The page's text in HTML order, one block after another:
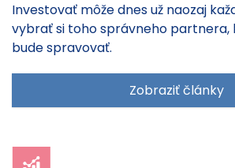
Investovať môže dnes už naozaj
vybrať si toho správneho
bude spravovať.
Zobraziť články